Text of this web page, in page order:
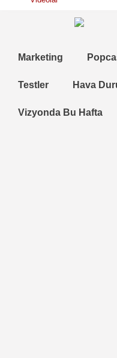
Marketing
Testler Hava
Vizyonda Bu Hafta